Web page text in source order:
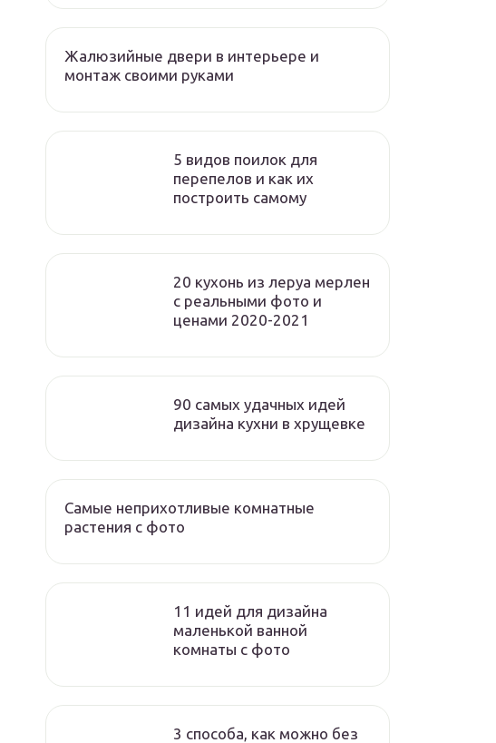
Жалюзийные двери в интерьере и
монтаж своими руками
5 видов поилок для
перепелов и как их
построить самому
20 кухонь из леруа мерлен
с реальными фото и
ценами 2020-2021
90 самых удачных идей
дизайна кухни в хрущевке
Самые неприхотливые комнатные
растения с фото
11 идей для дизайна
маленькой ванной
комнаты с фото
3 способа, как можно без